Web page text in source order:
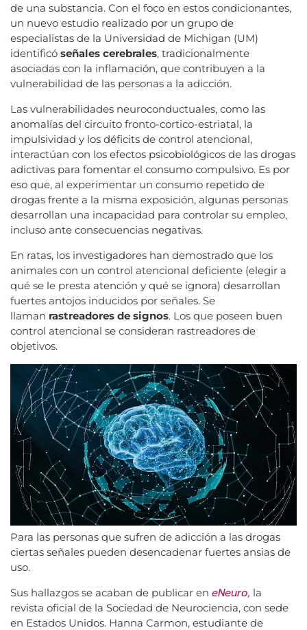
de una substancia. Con el foco en estos condicionantes,
un nuevo estudio realizado por un grupo de
especialistas de la Universidad de Michigan (UM)
identificó señales cerebrales, tradicionalmente
asociadas con la inflamación, que contribuyen a la
vulnerabilidad de las personas a la adicción.
Las vulnerabilidades neuroconductuales, como las
anomalías del circuito fronto-cortico-estriatal, la
impulsividad y los déficits de control atencional,
interactúan con los efectos psicobiológicos de las drogas
adictivas para fomentar el consumo compulsivo. Es por
eso que, al experimentar un consumo repetido de
drogas frente a la misma exposición, algunas personas
desarrollan una incapacidad para controlar su empleo,
incluso ante consecuencias negativas.
En ratas, los investigadores han demostrado que los
animales con un control atencional deficiente (elegir a
qué se le presta atención y qué se ignora) desarrollan
fuertes antojos inducidos por señales. Se
llaman rastreadores de signos. Los que poseen buen
control atencional se consideran rastreadores de
objetivos.
Para las personas que sufren de adicción a las drogas
ciertas señales pueden desencadenar fuertes ansias de
uso.
Sus hallazgos se acaban de publicar en eNeuro, la
revista oficial de la Sociedad de Neurociencia, con sede
en Estados Unidos. Hanna Carmon, estudiante de